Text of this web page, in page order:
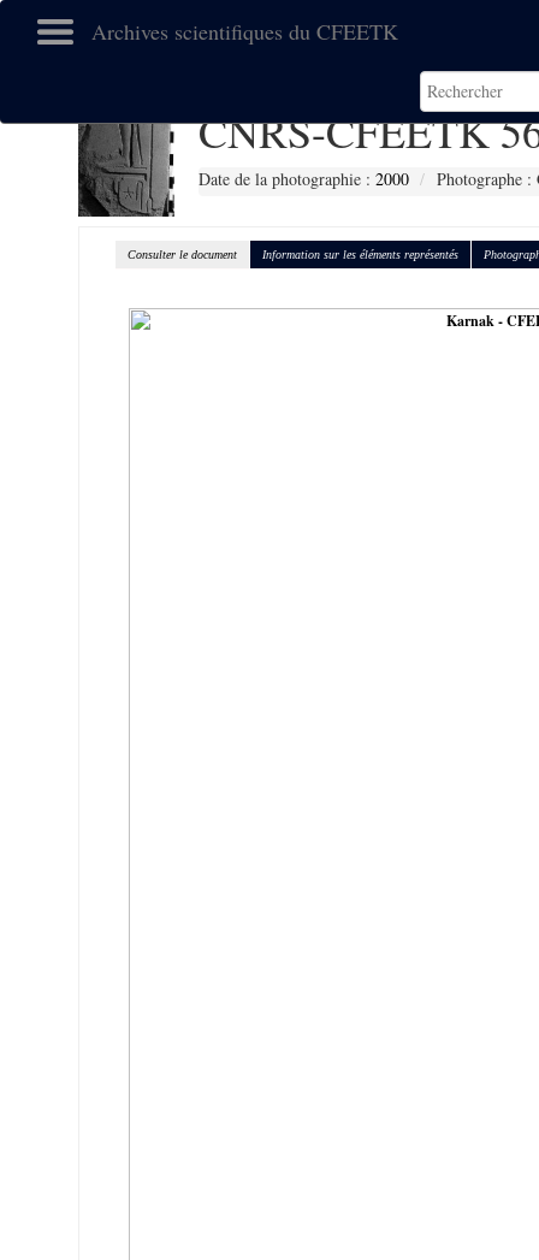
Archives scientifiques du CFEETK
CNRS-CFEETK
Date de la photographie : 2000 Photographe :
Consulter le document Information sur les éléments représentés